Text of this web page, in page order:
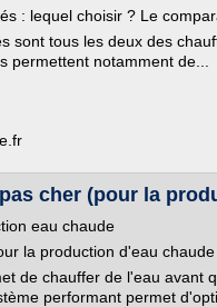
: lequel choisir ? Le
sont tous les deux des
permettent notamment de...
cher (pour la
eau chaude
la production d'eau chaude
de chauffer de l'eau avant
performant permet